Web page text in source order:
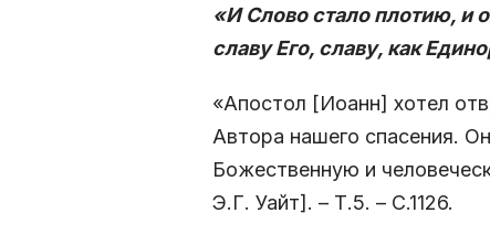
«И Слово стало плотию, и
славу Его, славу, как
«Апостол [Иоанн] хотел
Автора нашего спасения.
Божественную и
Э.Г. Уайт]. – Т.5. – С.1126.